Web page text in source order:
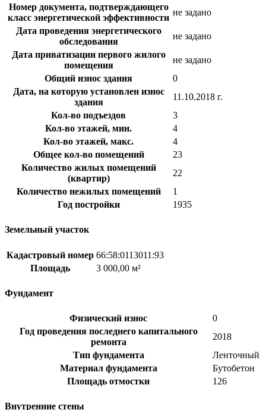
Номер документа, подтверждающего
класс энергетической эффективности
не задано
Дата проведения энергетического
обследования
не задано
Дата приватизации первого жилого
помещения
не задано
Общий износ здания
0
Дата, на которую установлен износ
здания
11.10.2018 г.
Кол-во подъездов
3
Кол-во этажей, мин.
4
Кол-во этажей, макс.
4
Общее кол-во помещений
23
Количество жилых помещений
(квартир)
22
Количество нежилых помещений
1
Год постройки
1935
Земельный участок
Кадастровый номер 66:58:0113011:93
Площадь
3 000,00 м²
Фундамент
Физический износ
0
Год проведения последнего капитального
ремонта
2018
Тип фундамента
Ленточный
Материал фундамента
Бутобетон
Площадь отмостки
126
Внутренние стены